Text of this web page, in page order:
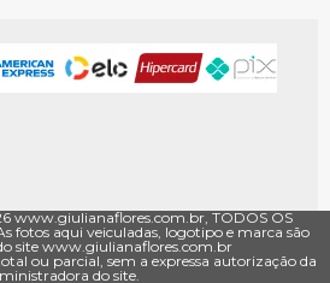
www.giulianaflores.com.br, TODOS OS
fotos aqui veiculadas, logotipo e marca são
site www.giulianaflores.com.br
ou parcial, sem a expressa autorização da
do site.